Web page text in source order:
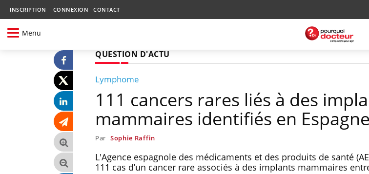
INSCRIPTION CONNEXION CONTACT
Menu
QUESTION D'ACTU
Lymphome
111 cancers rares liés à des
mammaires identifiés en Espagne
Par Sophie Raffin
L'Agence espagnole des médicaments et des produits de santé
111 cas d’un cancer rare associés à des implants mammaires